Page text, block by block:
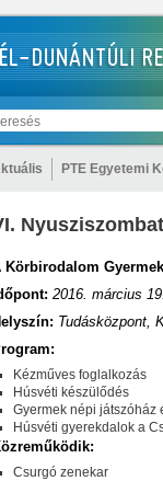
PTE Egyetemi
Nyusziszombat
Körbirodalom
2016. március 19.
Tudásközpont,
Kézműves foglalkozás
Húsvéti készülődés
Gyermek népi játszóház
Húsvéti gyerekdalok a
Csurgó zenekar